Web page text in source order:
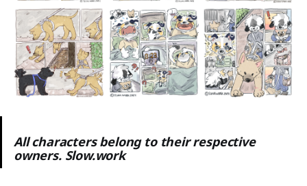
All characters belong to their respective
owners. Slow.work